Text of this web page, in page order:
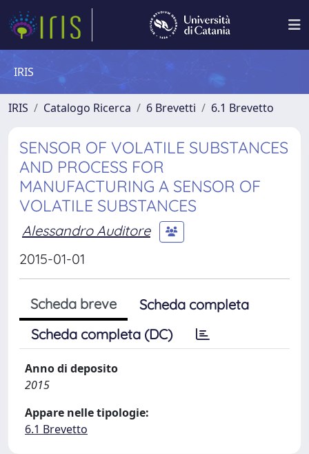
IRIS
IRIS Catalogo Ricerca 6 Brevetti 6.1 Brevetto
SENSOR OF VOLATILE SUBSTANCES
AND PROCESS FOR
MANUFACTURING A SENSOR OF
VOLATILE SUBSTANCES
Alessandro Auditore
2015-01-01
Scheda breve
Scheda completa
Scheda completa (DC)
Anno di deposito
2015
Appare nelle tipologie:
6.1 Brevetto